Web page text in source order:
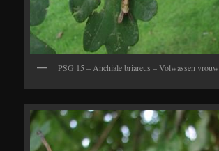
PSG 15 – Anchiale briareus – Volwassen vrouw